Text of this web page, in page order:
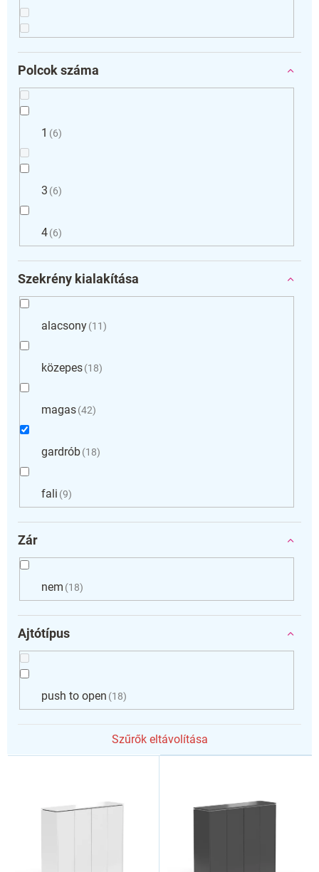
Polcok száma
1 6
3 6
4 6
Szekrény kialakítása
alacsony 11
közepes 18
magas 42
gardrób 18
fali 9
Zár
nem 18
Ajtótípus
push to open 18
Szűrők eltávolítása
T